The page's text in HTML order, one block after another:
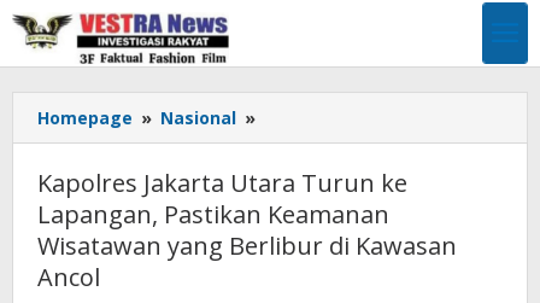
Lewati
konten
Homepage » Nasional »
Jakarta
Turun
ke
Lapangan,
Kapolres Jakarta Utara Turun ke
Lapangan, Pastikan Keamanan
Wisatawan yang Berlibur di Kawasan
Ancol